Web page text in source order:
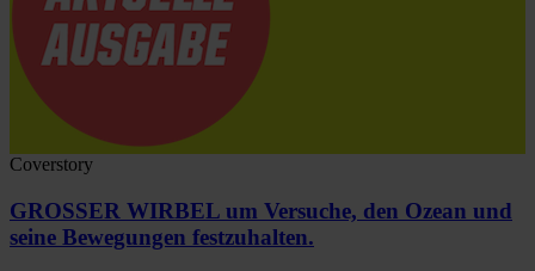
Coverstory
GROSSER WIRBEL um Versuche, den Ozean und
seine Bewegungen festzuhalten.